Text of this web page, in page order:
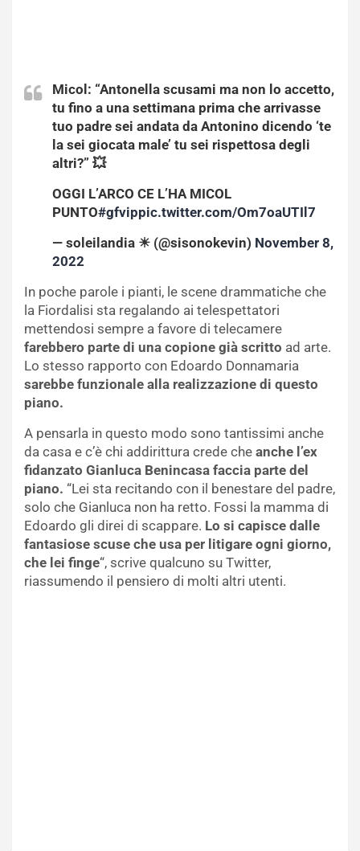
Micol: “Antonella scusami ma non lo accetto,
tu fino a una settimana prima che arrivasse
tuo padre sei andata da Antonino dicendo ‘te
la sei giocata male’ tu sei rispettosa degli
altri?” 💥
OGGI L’ARCO CE L’HA MICOL
PUNTO#gfvippic.twitter.com/Om7oaUTIl7
— soleilandia ☀ (@sisonokevin) November 8,
2022
In poche parole i pianti, le scene drammatiche che
la Fiordalisi sta regalando ai telespettatori
mettendosi sempre a favore di telecamere
farebbero parte di una copione già scritto ad arte.
Lo stesso rapporto con Edoardo Donnamaria
sarebbe funzionale alla realizzazione di questo
piano.
A pensarla in questo modo sono tantissimi anche
da casa e c’è chi addirittura crede che anche l’ex
fidanzato Gianluca Benincasa faccia parte del
piano. “Lei sta recitando con il benestare del padre,
solo che Gianluca non ha retto. Fossi la mamma di
Edoardo gli direi di scappare. Lo si capisce dalle
fantasiose scuse che usa per litigare ogni giorno,
che lei finge“, scrive qualcuno su Twitter,
riassumendo il pensiero di molti altri utenti.